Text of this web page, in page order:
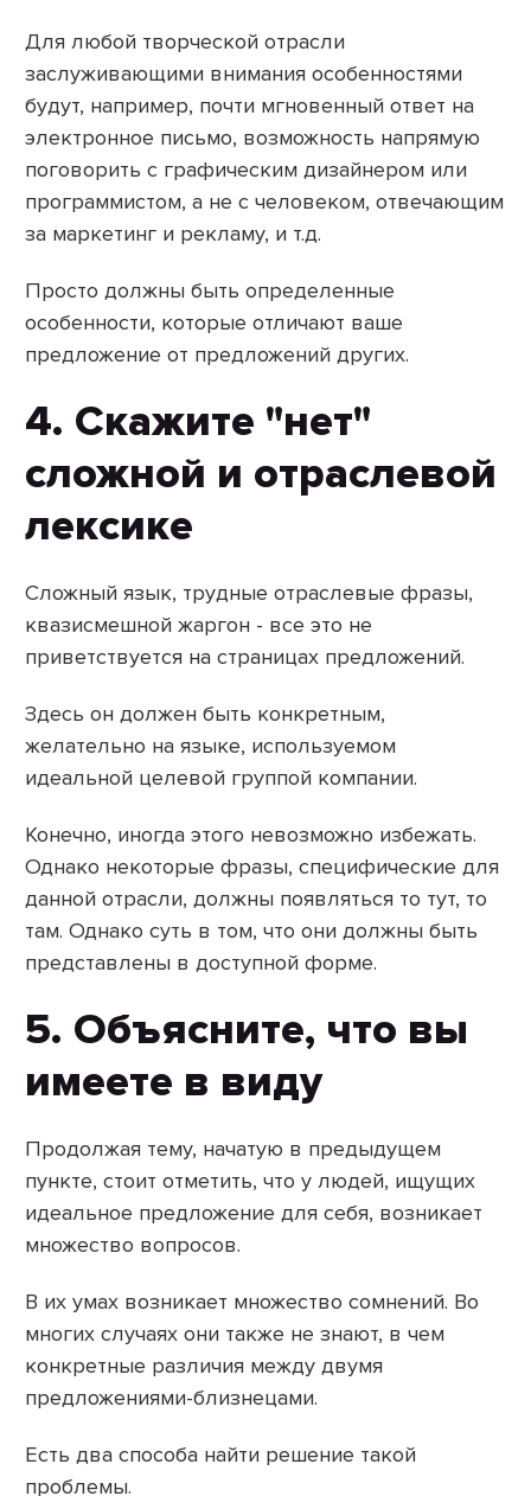
Для любой творческой отрасли
заслуживающими внимания особенностями
будут, например, почти мгновенный ответ на
электронное письмо, возможность напрямую
поговорить с графическим дизайнером или
программистом, а не с человеком, отвечающим
за маркетинг и рекламу, и т.д.
Просто должны быть определенные
особенности, которые отличают ваше
предложение от предложений других.
4. Скажите "нет"
сложной и отраслевой
лексике
Сложный язык, трудные отраслевые фразы,
квазисмешной жаргон - все это не
приветствуется на страницах предложений.
Здесь он должен быть конкретным,
желательно на языке, используемом
идеальной целевой группой компании.
Конечно, иногда этого невозможно избежать.
Однако некоторые фразы, специфические для
данной отрасли, должны появляться то тут, то
там. Однако суть в том, что они должны быть
представлены в доступной форме.
5. Объясните, что вы
имеете в виду
Продолжая тему, начатую в предыдущем
пункте, стоит отметить, что у людей, ищущих
идеальное предложение для себя, возникает
множество вопросов.
В их умах возникает множество сомнений. Во
многих случаях они также не знают, в чем
конкретные различия между двумя
предложениями-близнецами.
Есть два способа найти решение такой
проблемы.